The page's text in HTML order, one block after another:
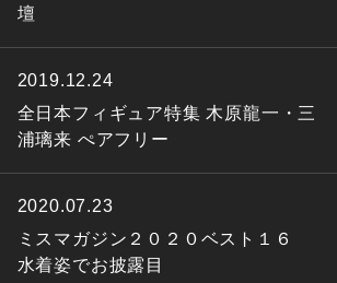
壇
2019.12.24
全日本フィギュア特集 木原龍一・三
浦璃来 ぺアフリー
2020.07.23
ミスマガジン２０２０ベスト１６
水着姿でお披露目